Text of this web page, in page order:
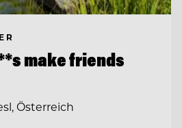
make friends
Österreich